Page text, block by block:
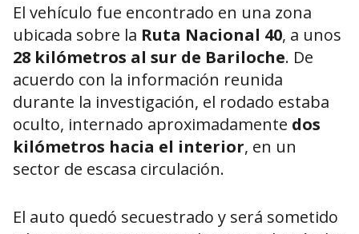
El vehículo fue encontrado en una zona
ubicada sobre la Ruta Nacional 40, a unos
28 kilómetros al sur de Bariloche. De
acuerdo con la información reunida
durante la investigación, el rodado estaba
oculto, internado aproximadamente dos
kilómetros hacia el interior, en un
sector de escasa circulación.
El auto quedó secuestrado y será sometido